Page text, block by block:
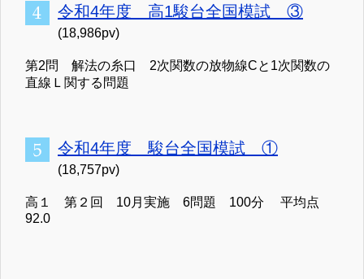
令和4年度 高1駿台全国模試 ③
(18,986pv)
第2問 解法の糸口 2次関数の放物線Cと1次関数の
直線Ｌ関する問題
令和4年度 駿台全国模試 ①
(18,757pv)
高１ 第２回 10月実施 6問題 100分 平均点
92.0